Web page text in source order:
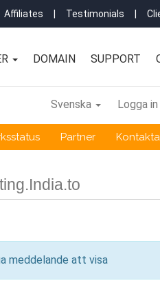
Affiliates Testimonials
DOMAIN SUPPORT
Svenska Logga in
Partner
meddelande att visa